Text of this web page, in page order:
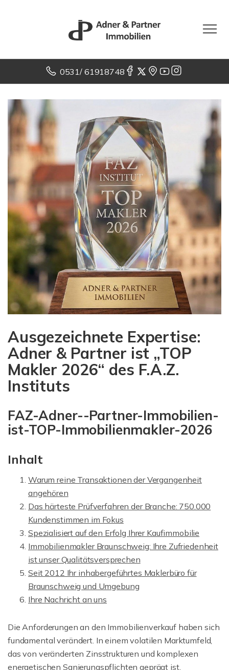
0531/ 61918748
Ausgezeichnete Expertise:
Adner & Partner ist „TOP
Makler 2026“ des F.A.Z.
Instituts
FAZ-Adner--Partner-Immobilien-
ist-TOP-Immobilienmakler-2026
Inhalt
Warum reine Transaktionen der Vergangenheit
angehören
Das härteste Prüfverfahren der Branche: 750.000
Kundenstimmen im Fokus
Spezialisiert auf den Erfolg Ihrer Kaufimmobilie
Immobilienmakler Braunschweig: Ihre Zufriedenheit
ist unser Qualitätsversprechen
Seit 2012 Ihr inhabergeführtes Maklerbüro für
Braunschweig und Umgebung
Ihre Nachricht an uns
Die Anforderungen an den Immobilienverkauf haben sich
fundamental verändert. In einem volatilen Marktumfeld,
das von veränderten Zinsstrukturen und komplexen
energetischen Sanierungspflichten geprägt ist,